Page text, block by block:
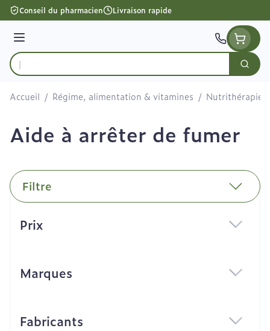
Aller au contenu
Conseil du pharmacien Livraison rapide
Menu
Rechercher
Accueil / Régime, alimentation & vitamines / Nutrithérapie
Aide à arrêter de fumer
Filtre
Prix
Marques
Fabricants